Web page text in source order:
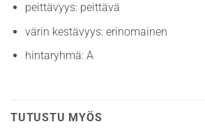
peittävyys: peittävä
värin kestävyys: erinomainen
hintaryhmä: A
TUTUSTU MYÖS